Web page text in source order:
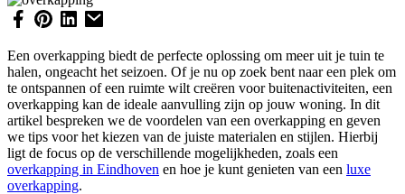
Een overkapping biedt de perfecte oplossing om meer uit je tuin te
halen, ongeacht het seizoen. Of je nu op zoek bent naar een plek om
te ontspannen of een ruimte wilt creëren voor buitenactiviteiten, een
overkapping kan de ideale aanvulling zijn op jouw woning. In dit
artikel bespreken we de voordelen van een overkapping en geven
we tips voor het kiezen van de juiste materialen en stijlen. Hierbij
ligt de focus op de verschillende mogelijkheden, zoals een
overkapping in Eindhoven en hoe je kunt genieten van een luxe
overkapping.